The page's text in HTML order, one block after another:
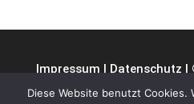
Impressum | Datenschutz |
Diese Website benutzt Cookies.